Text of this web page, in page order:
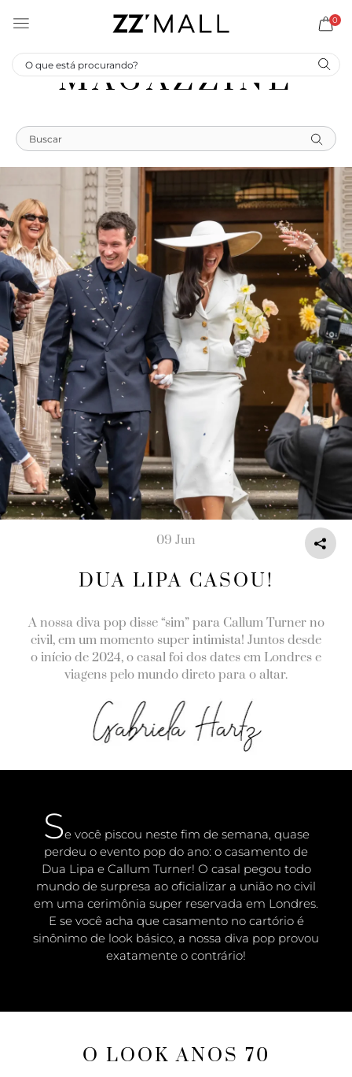
0
MAGAZZINE
DUA LIPA CASOU!
09 Jun
A nossa diva pop disse “sim” para Callum Turner no
civil, em um momento super intimista! Juntos desde
o início de 2024, o casal foi dos dates em Londres e
viagens pelo mundo direto para o altar.
Se você piscou neste fim de semana, quase
perdeu o evento pop do ano: o casamento de
Dua Lipa e Callum Turner! O casal pegou todo
mundo de surpresa ao oficializar a união no civil
em uma cerimônia super reservada em Londres.
E se você acha que casamento no cartório é
sinônimo de look básico, a nossa diva pop provou
exatamente o contrário!
O LOOK ANOS 70